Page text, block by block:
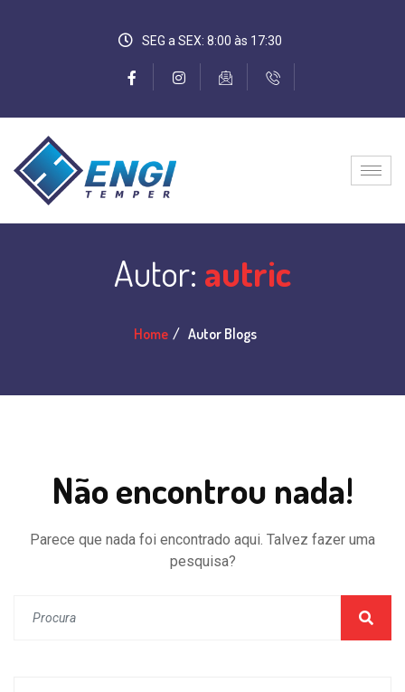
SEG a SEX: 8:00 às 17:30
Autor: autric
Home Autor Blogs
Não encontrou nada!
Parece que nada foi encontrado aqui. Talvez fazer uma
pesquisa?